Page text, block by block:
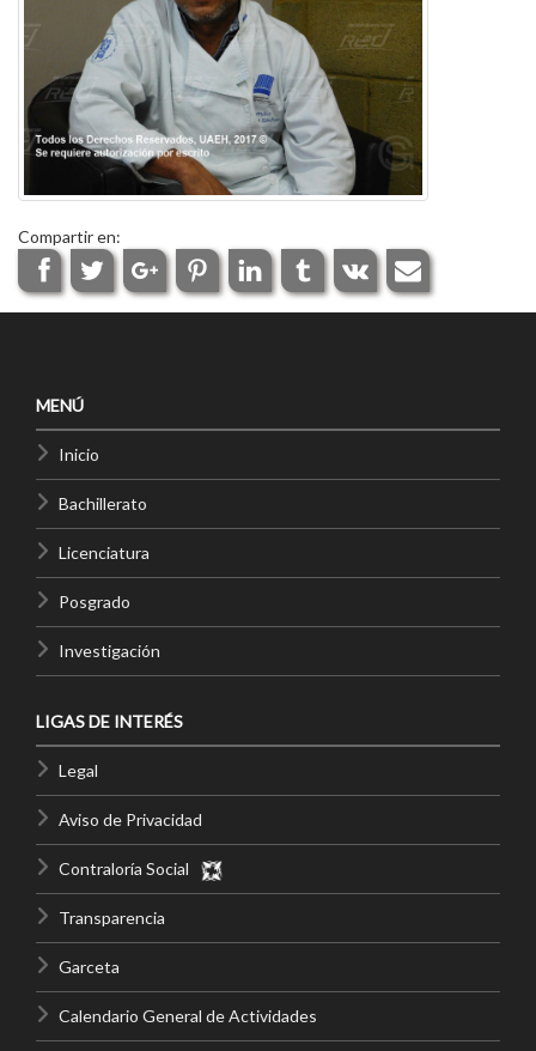
Compartir en:
MENÚ
Inicio
Bachillerato
Licenciatura
Posgrado
Investigación
LIGAS DE INTERÉS
Legal
Aviso de Privacidad
Contraloría Social
Transparencia
Garceta
Calendario General de Actividades